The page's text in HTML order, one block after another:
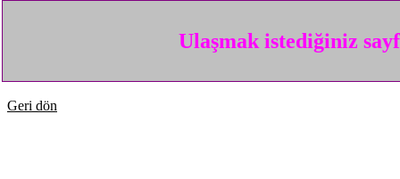
Ulaşmak istediğiniz
Geri dön